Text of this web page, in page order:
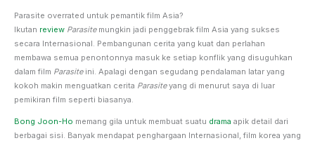
Parasite overrated untuk pemantik film Asia?
Ikutan review Parasitemungkin jadi penggebrak film Asia yang sukses
secara Internasional. Pembangunan cerita yang kuat dan perlahan
membawa semua penontonnya masuk ke setiap konflik yang disuguhkan
dalam film Parasiteini. Apalagi dengan segudang pendalaman latar yang
kokoh makin menguatkan cerita Parasiteyang di menurut saya di luar
pemikiran film seperti biasanya.
Bong Joon-Ho memang gila untuk membuat suatu drama apik detail dari
berbagai sisi. Banyak mendapat penghargaan Internasional, film korea yang